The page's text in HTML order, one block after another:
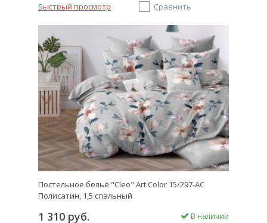
Быстрый просмотр Сравнить
Постельное бельё "Cleo" Art Color 15/297-AC
Полисатин, 1,5 спальный
1 310 руб. В наличии